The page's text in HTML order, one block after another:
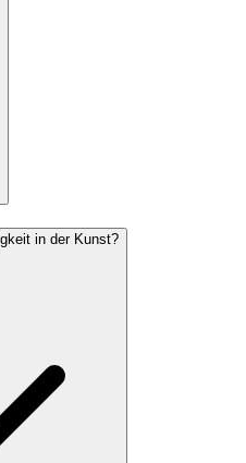
in der Kunst?